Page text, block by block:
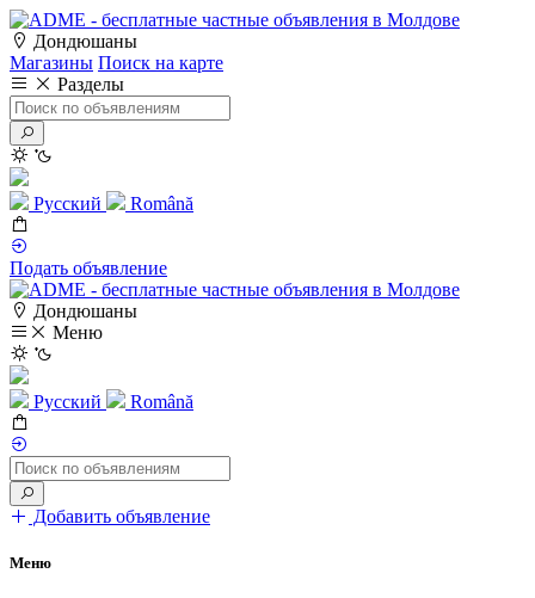
Дондюшаны
Магазины Поиск на карте
Разделы
Русский Română
Подать объявление
Дондюшаны
Меню
Русский Română
Добавить объявление
Меню